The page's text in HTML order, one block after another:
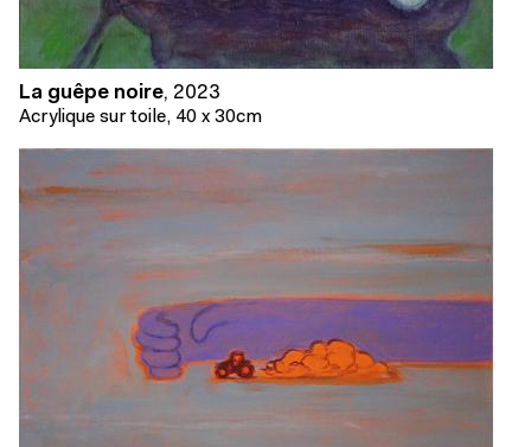
La guêpe noire, 2023
Acrylique sur toile, 40 x 30cm